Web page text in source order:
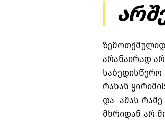
არანაირად
საბედისწერო
რახან
და ამას
მხრიდან არ